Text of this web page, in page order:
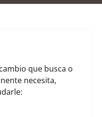
que busca o
necesita,